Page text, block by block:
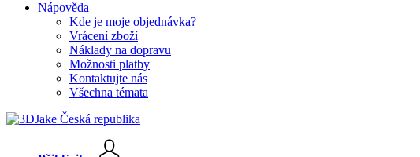
Nápověda
Kde je moje objednávka?
Vrácení zboží
Náklady na dopravu
Možnosti platby
Kontaktujte nás
Všechna témata